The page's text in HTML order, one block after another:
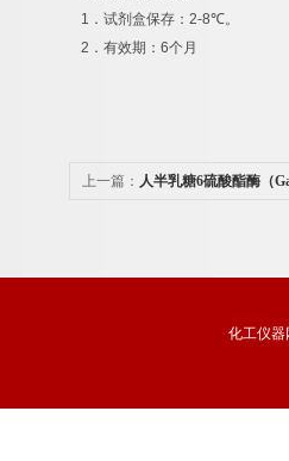
1 ．试剂盒保存： 2-8℃。
2 ．有效期： 6个月
上一篇： 人半乳糖6硫酸酯酶（
化工仪器